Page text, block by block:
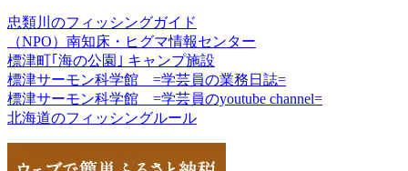
忠類川のフィッシングガイド
（NPO）南知床・ヒグマ情報センター
標津町｢海の公園｣ キャンプ施設
標津サーモン科学館 =学芸員の業務日誌=
標津サーモン科学館 =学芸員のyoutube channel=
北海道のフィッシングルール